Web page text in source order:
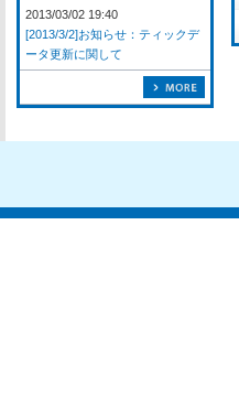
2013/03/02 19:40
[2013/3/2]お知らせ：ティックデ
ータ更新に関して